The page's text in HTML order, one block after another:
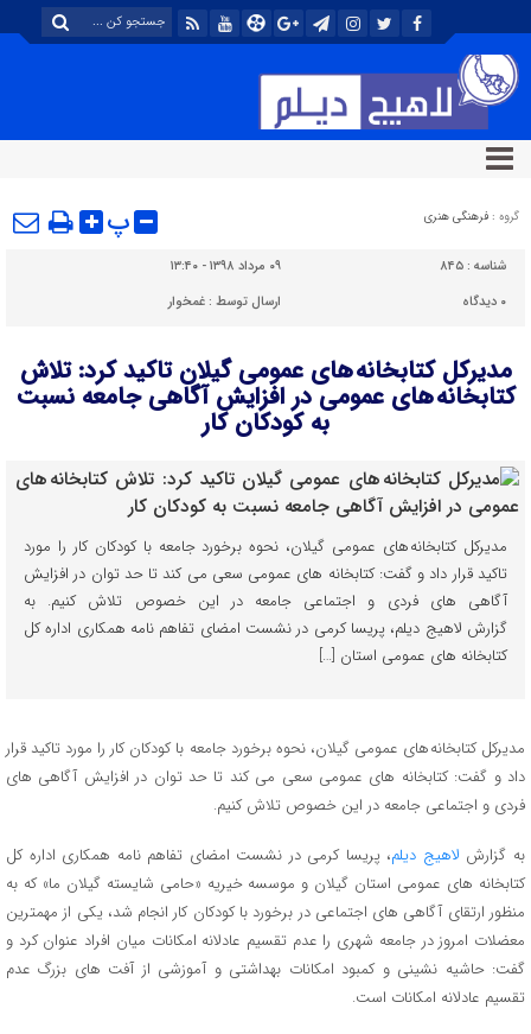
گروه : فرهنگی هنری پ
شناسه : ۸۴۵
۰۹ مرداد ۱۳۹۸ - ۱۳:۴۰
۰ دیدگاه ارسال توسط :غمخوار
مدیرکل کتابخانه های عمومی گیلان تاکید کرد: تلاش
کتابخانه های عمومی در افزایش آگاهی جامعه نسبت
به کودکان کار
مدیرکل کتابخانه های عمومی گیلان، نحوه برخورد جامعه با کودکان کار را مورد
تاکید قرار داد و گفت: کتابخانه های عمومی سعی می کند تا حد توان در افزایش
آگاهی های فردی و اجتماعی جامعه در این خصوص تلاش کنیم. به
گزارش لاهیج دیلم، پریسا کرمی در نشست امضای تفاهم نامه همکاری اداره کل
کتابخانه های عمومی استان […]
مدیرکل کتابخانه های عمومی گیلان، نحوه برخورد جامعه با کودکان کار را مورد تاکید قرار
داد و گفت: کتابخانه های عمومی سعی می کند تا حد توان در افزایش آگاهی های
فردی و اجتماعی جامعه در این خصوص تلاش کنیم.
به گزارش لاهیج دیلم، پریسا کرمی در نشست امضای تفاهم نامه همکاری اداره کل
کتابخانه های عمومی استان گیلان و موسسه خیریه «حامی شایسته گیلان ما» که به
منظور ارتقای آگاهی های اجتماعی در برخورد با کودکان کار انجام شد، یکی از مهمترین
معضلات امروز در جامعه شهری را عدم تقسیم عادلانه امکانات میان افراد عنوان کرد و
گفت: حاشیه نشینی و کمبود امکانات بهداشتی و آموزشی از آفت های بزرگ عدم
تقسیم عادلانه امکانات است.